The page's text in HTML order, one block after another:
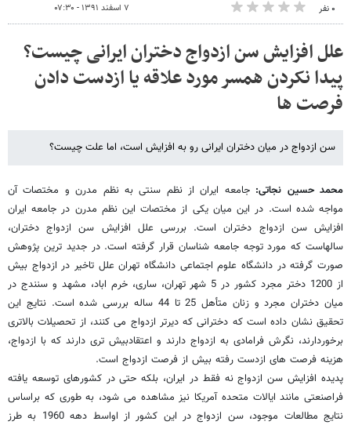
۰ نفر ۷ اسفند ۱۳۹۱ - ۰۷:۳۰
علل افزایش سن ازدواج دختران ایرانی چیست؟
پیدا نکردن همسر مورد علاقه یا ازدست دادن
فرصت ها
سن ازدواج در میان دختران ایرانی رو به افزایش است، اما علت چیست؟
محمد حسین نجاتی:جامعه ایران از نظم سنتی به نظم مدرن و مختصات آن
مواجه شده است. در این میان یکی از مختصات این نظم مدرن در جامعه ایران
افزایش سن ازدواج دختران است. بررسی علل افزایش سن ازدواج دختران،
سالهاست که مورد توجه جامعه شناسان قرار گرفته است. در جدید ترین پژوهش
صورت گرفته در دانشگاه علوم اجتماعی دانشگاه تهران علل تاخیر در ازدواج بیش
از 1200 دختر مجرد کشور در 5 شهر تهران، ساری، خرم اباد، مشهد و سنندج در
میان دختران مجرد و زنان متأهل 25 تا 44 ساله بررسی شده است. نتایج این
تحقیق نشان داده است که دخترانی که دیرتر ازدواج می کنند، از تحصیلات بالاتری
برخوردارند، نگرش فرامادی به ازدواج دارند و اعتقادبیش تری دارند که با ازدواج،
هزینه فرصت های ازدست رفته بیش از فرصت ازدواج است.
پدیده افزایش سن ازدواج نه فقط در ایران، بلکه حتی در کشورهای توسعه یافته
فراصنعتی مانند ایالات متحده آمریکا نیز مشاهده می شود، به طوری که براساس
نتایج مطالعات موجود، سن ازدواج در این کشور از اواسط دهه 1960 به طرز